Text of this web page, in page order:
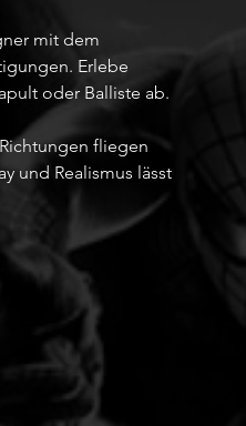
mit dem
Erlebe
oder Balliste ab.
fliegen
und Realismus lässt